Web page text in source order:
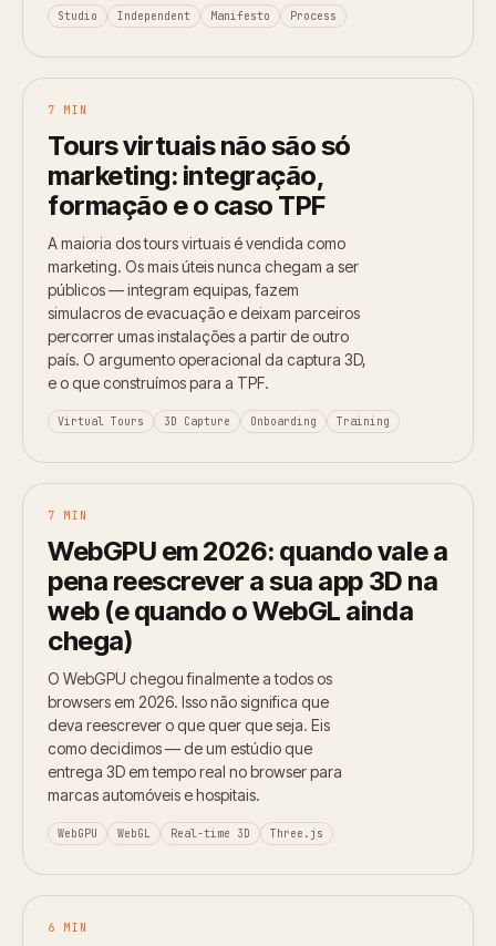
Studio Independent Manifesto Process
7 MIN
Tours virtuais não são só
marketing: integração,
formação e o caso TPF
A maioria dos tours virtuais é vendida como
marketing. Os mais úteis nunca chegam a ser
públicos — integram equipas, fazem
simulacros de evacuação e deixam parceiros
percorrer umas instalações a partir de outro
país. O argumento operacional da captura 3D,
e o que construímos para a TPF.
Virtual Tours 3D Capture Onboarding Training
7 MIN
WebGPU em 2026: quando vale a
pena reescrever a sua app 3D na
web (e quando o WebGL ainda
chega)
O WebGPU chegou finalmente a todos os
browsers em 2026. Isso não significa que
deva reescrever o que quer que seja. Eis
como decidimos — de um estúdio que
entrega 3D em tempo real no browser para
marcas automóveis e hospitais.
WebGPU WebGL Real-time 3D Three.js
6 MIN